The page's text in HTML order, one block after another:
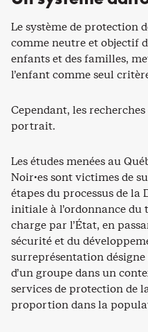
Le système de protection
comme neutre et objectif
enfants et des familles,
l’enfant comme seul
Cependant, les
portrait.
Les études menées au
Noir·es sont victimes de
étapes du processus de la
initiale à l’ordonnance
charge par l’État, en
sécurité et du
surreprésentation
d’un groupe dans un
services de protection de
proportion dans la